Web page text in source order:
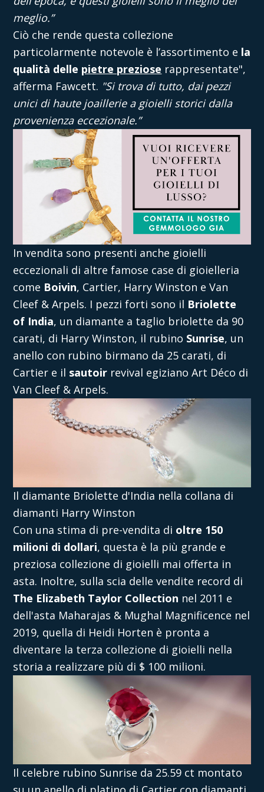
meglio.”
Ciò che rende questa collezione
particolarmente notevole è l’assortimento e la
qualità delle pietre preziose rappresentate",
afferma Fawcett. "Si trova di tutto, dai pezzi
unici di haute joaillerie a gioielli storici dalla
provenienza eccezionale.”
In vendita sono presenti anche gioielli
eccezionali di altre famose case di gioielleria
come Boivin, Cartier, Harry Winston e Van
Cleef & Arpels. I pezzi forti sono il Briolette
of India, un diamante a taglio briolette da 90
carati, di Harry Winston, il rubino Sunrise, un
anello con rubino birmano da 25 carati, di
Cartier e il sautoir revival egiziano Art Déco di
Van Cleef & Arpels.
Il diamante Briolette d'India nella collana di
diamanti Harry Winston
Con una stima di pre-vendita di oltre 150
milioni di dollari, questa è la più grande e
preziosa collezione di gioielli mai offerta in
asta. Inoltre, sulla scia delle vendite record di
The Elizabeth Taylor Collection nel 2011 e
dell'asta Maharajas & Mughal Magnificence nel
2019, quella di Heidi Horten è pronta a
diventare la terza collezione di gioielli nella
storia a realizzare più di $ 100 milioni.
Il celebre rubino Sunrise da 25.59 ct montato